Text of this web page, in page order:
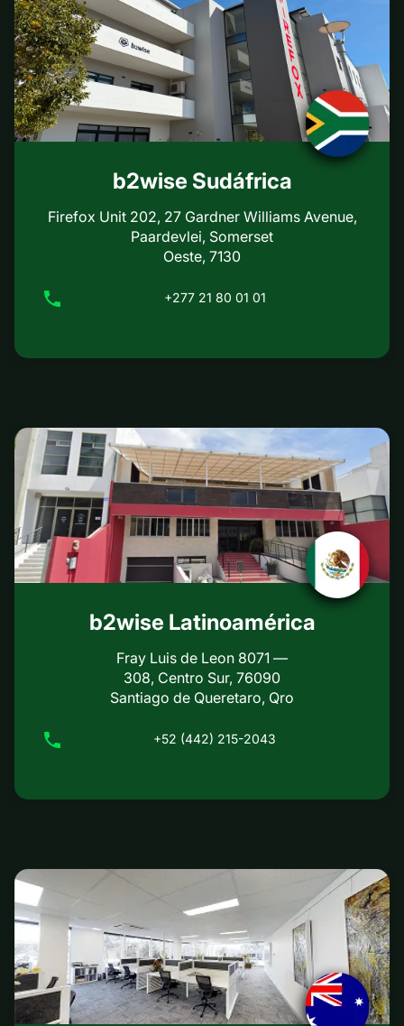
b2wise Sudáfrica
Firefox Unit 202, 27 Gardner Williams Avenue,
Paardevlei, Somerset
Oeste, 7130
+277 21 80 01 01
b2wise Latinoamérica
Fray Luis de Leon 8071 —
308, Centro Sur, 76090
Santiago de Queretaro, Qro
+52 (442) 215-2043